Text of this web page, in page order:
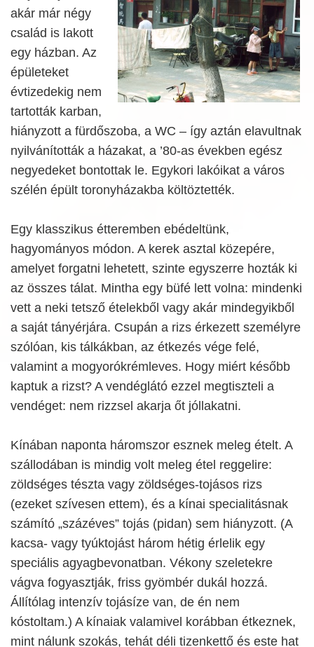
akár már négy
család is lakott
egy házban. Az
épületeket
évtizedekig nem
tartották karban,
hiányzott a fürdőszoba, a WC – így aztán elavultnak
nyilvánították a házakat, a ’80-as években egész
negyedeket bontottak le. Egykori lakóikat a város
szélén épült toronyházakba költöztették.
Egy klasszikus étteremben ebédeltünk,
hagyományos módon. A kerek asztal közepére,
amelyet forgatni lehetett, szinte egyszerre hozták ki
az összes tálat. Mintha egy büfé lett volna: mindenki
vett a neki tetsző ételekből vagy akár mindegyikből
a saját tányérjára. Csupán a rizs érkezett személyre
szólóan, kis tálkákban, az étkezés vége felé,
valamint a mogyorókrémleves. Hogy miért később
kaptuk a rizst? A vendéglátó ezzel megtiszteli a
vendéget: nem rizzsel akarja őt jóllakatni.
Kínában naponta háromszor esznek meleg ételt. A
szállodában is mindig volt meleg étel reggelire:
zöldséges tészta vagy zöldséges-tojásos rizs
(ezeket szívesen ettem), és a kínai specialitásnak
számító „százéves” tojás (pidan) sem hiányzott. (A
kacsa- vagy tyúktojást három hétig érlelik egy
speciális agyagbevonatban. Vékony szeletekre
vágva fogyasztják, friss gyömbér dukál hozzá.
Állítólag intenzív tojásíze van, de én nem
kóstoltam.) A kínaiak valamivel korábban étkeznek,
mint nálunk szokás, tehát déli tizenkettő és este hat